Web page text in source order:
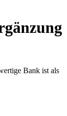
Bank ist als